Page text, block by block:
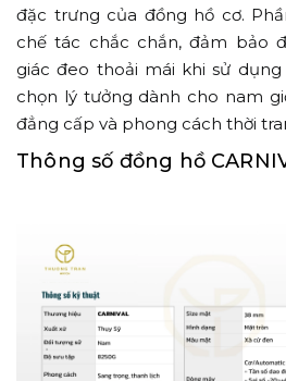
đặc trưng của đồng hồ cơ.
chế tác chắc chắn, đảm bảo
giác đeo thoải mái khi sử
chọn lý tưởng dành cho nam
đẳng cấp và phong cách thời
Thông số đồng hồ